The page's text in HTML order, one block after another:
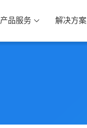
产品服务 解决方案